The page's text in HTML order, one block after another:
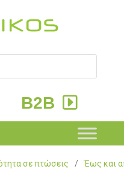
B2B
σε πτώσεις / Έως και